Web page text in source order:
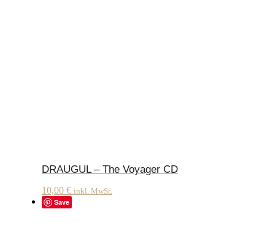
DRAUGUL – The Voyager CD
10,00 € inkl. MwSt.
Save